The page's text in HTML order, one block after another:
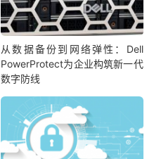
从数据备份到网络弹性：Dell
PowerProtect为企业构筑新一代
数字防线